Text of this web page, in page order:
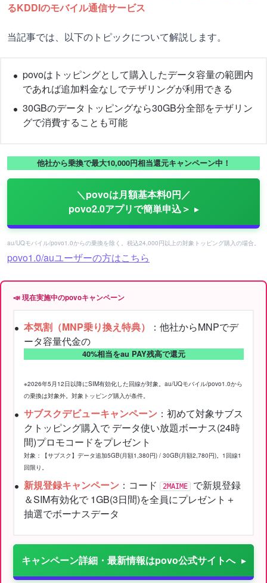
るKDDIのモバイル通信サービス
当記事では、以下のトピックについて解説します。
povoはトッピングとして購入したデータ容量の範囲内
であれば追加料金なしでテザリングが利用できる
30GBのデータトッピングなら30GB分全部をテザリン
グで消費することも可能
他社から乗換で最大10,000円相当還元キャンペーン中！
＼povoは月額基本料0円／
povo2.0アプリで簡単申込＞
au/UQモバイル/povo1.0からの乗換を除く。税込24,000円以上の対象トッピング購入の場合。
povo1.0/auユーザーの方はこちら
📣 現在実施中のpovoキャンペーン
本気割（MNP乗り換え特典）
：他社からMNPでデ
ータ容量代金の
40%相当をau PAY残高で還元
※2026年5月12日以降にSIM有効化した回線が対象。au/UQモバイル/povo1.0から
の乗換は対象外。対象トッピング購入が条件。
サブスクデビューキャンペーン：初めて対象サブス
クトッピング購入で データ使い放題ボーナス(24時
間)プロモコードをプレゼント
対象：【サブスク】データ追加5GB(月額1,380円) / 30GB(月額2,780円)。1回線1
回限り。
新規登録キャンペーン：コード 2MAIME で新規登録
＆SIM有効化で 1GB(3日間)を全員にプレゼント＋
抽選でボーナスデータ
キャンペーン詳細・最新情報はpovo公式サイトへ